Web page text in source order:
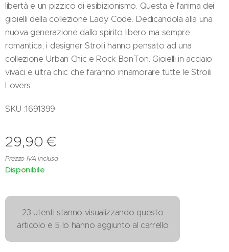
libertà e un pizzico di esibizionismo. Questa è l'anima dei
gioielli della collezione Lady Code. Dedicandola alla una
nuova generazione dallo spirito libero ma sempre
romantica, i designer Stroili hanno pensato ad una
collezione Urban Chic e Rock BonTon. Gioielli in acciaio
vivaci e ultra chic che faranno innamorare tutte le Stroili
Lovers.
SKU :1691399
29,90 €
Prezzo IVA inclusa
Disponibile
23 utenti stanno visualizzando questo
articolo e 5 lo hanno aggiunto al carrello